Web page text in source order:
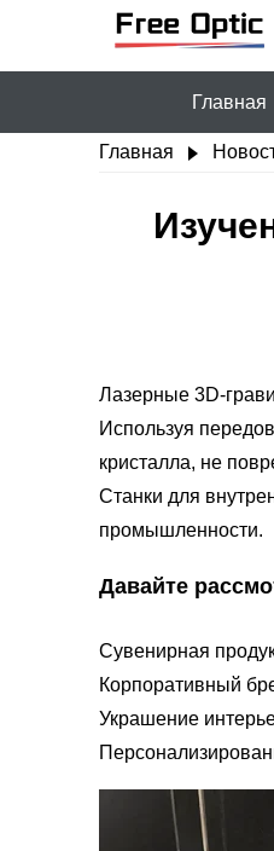
Главная
Главная
Лазерные 3D-
Используя
кристалла, не
Станки для
промышленности.
Давайте
Сувенирная
Корпоративный
Украшение